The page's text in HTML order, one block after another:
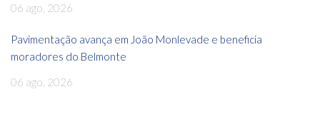
06 ago, 2026
Pavimentação avança em João Monlevade e beneficia
moradores do Belmonte
06 ago, 2026